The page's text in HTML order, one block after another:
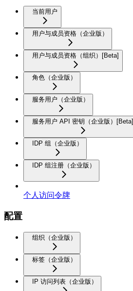
当前用户
用户与成员资格（企业版）
用户与成员资格（组织）[Beta]
角色（企业版）
服务用户（企业版）
服务用户 API 密钥（企业版）[Beta]
IDP 组（企业版）
IDP 组注册（企业版）
个人访问令牌
配置
组织（企业版）
标签（企业版）
IP 访问列表（企业版）